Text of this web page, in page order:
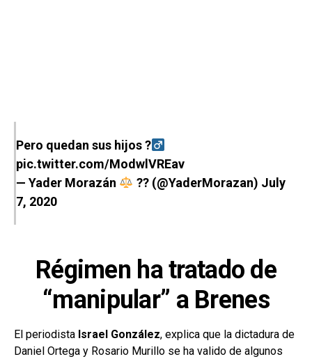
Pero quedan sus hijos ?‍
pic.twitter.com/ModwlVREav
— Yader Morazán
?? (@YaderMorazan) July
7, 2020
Régimen ha tratado de
“manipular” a Brenes
El periodista Israel González, explica que la dictadura de
Daniel Ortega y Rosario Murillo se ha valido de algunos